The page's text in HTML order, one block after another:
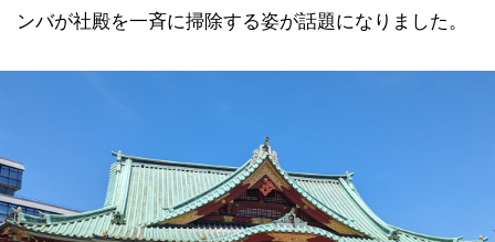
ンバが社殿を一斉に掃除する姿が話題になりました。